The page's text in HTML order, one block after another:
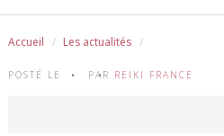
Accueil Les actualités
POSTÉ LE PAR REIKI FRANCE